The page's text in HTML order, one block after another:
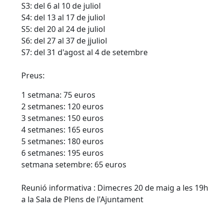
S3: del 6 al 10 de juliol
S4: del 13 al 17 de juliol
S5: del 20 al 24 de juliol
S6: del 27 al 37 de jjuliol
S7: del 31 d'agost al 4 de setembre
Preus:
1 setmana: 75 euros
2 setmanes: 120 euros
3 setmanes: 150 euros
4 setmanes: 165 euros
5 setmanes: 180 euros
6 setmanes: 195 euros
setmana setembre: 65 euros
Reunió informativa : Dimecres 20 de maig a les 19h
a la Sala de Plens de l'Ajuntament